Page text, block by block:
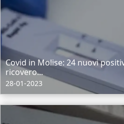
Covid in Molise: 24 nuovi
ricovero...
28-01-2023